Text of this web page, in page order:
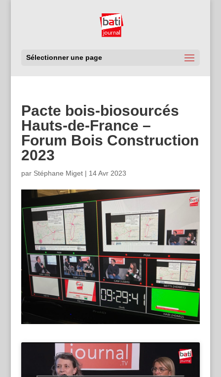
Sélectionner une page
Pacte bois-biosourcés
Hauts-de-France –
Forum Bois Construction
2023
par Stéphane Miget| 14 Avr 2023